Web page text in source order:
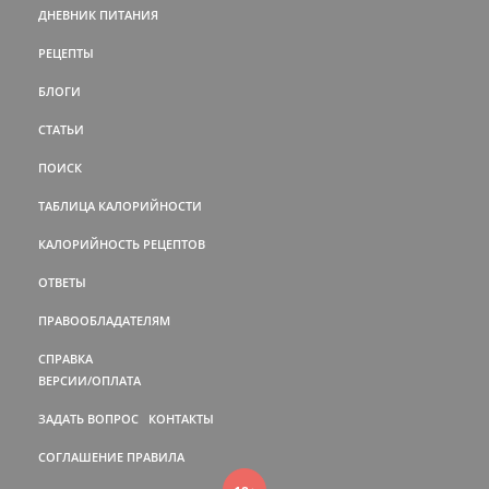
ДНЕВНИК ПИТАНИЯ
РЕЦЕПТЫ
БЛОГИ
СТАТЬИ
ПОИСК
ТАБЛИЦА КАЛОРИЙНОСТИ
КАЛОРИЙНОСТЬ РЕЦЕПТОВ
ОТВЕТЫ
ПРАВООБЛАДАТЕЛЯМ
СПРАВКА
ВЕРСИИ/ОПЛАТА
ЗАДАТЬ ВОПРОС КОНТАКТЫ
СОГЛАШЕНИЕ ПРАВИЛА